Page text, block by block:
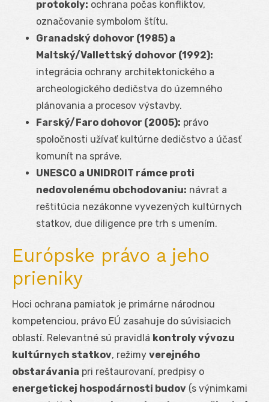
protokoly: ochrana počas konfliktov,
označovanie symbolom štítu.
Granadský dohovor (1985) a
Maltský/Vallettský dohovor (1992):
integrácia ochrany architektonického a
archeologického dedičstva do územného
plánovania a procesov výstavby.
Farský/Faro dohovor (2005): právo
spoločnosti užívať kultúrne dedičstvo a účasť
komunít na správe.
UNESCO a UNIDROIT rámce proti
nedovolenému obchodovaniu: návrat a
reštitúcia nezákonne vyvezených kultúrnych
statkov, due diligence pre trh s umením.
Európske právo a jeho
prieniky
Hoci ochrana pamiatok je primárne národnou
kompetenciou, právo EÚ zasahuje do súvisiacich
oblastí. Relevantné sú pravidlá kontroly vývozu
kultúrnych statkov, režimy verejného
obstarávania pri reštaurovaní, predpisy o
energetickej hospodárnosti budov (s výnimkami